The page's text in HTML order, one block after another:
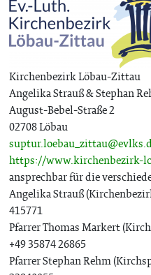
Kirchenbezirk Löbau-Zittau
Angelika Strauß & Stephan
August-Bebel-Straße 2
02708 Löbau
https://www.kirchenbezirk-
ansprechbar für die
Angelika Strauß
415771
Pfarrer Thomas Markert
+49 35874 26865
Pfarrer Stephan Rehm